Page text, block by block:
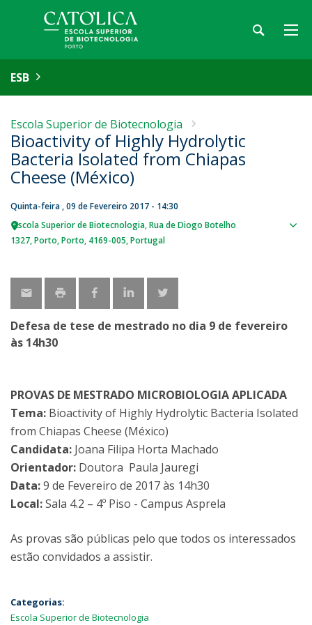
ESB
Escola Superior de Biotecnologia
Bioactivity of Highly Hydrolytic
Bacteria Isolated from Chiapas
Cheese (México)
Quinta-feira , 09 de Fevereiro 2017 - 14:30
Escola Superior de Biotecnologia Rua de Diogo Botelho
1327 Porto Porto 4169-005 Portugal
Defesa de tese de mestrado no dia 9 de fevereiro
às 14h30
PROVAS DE MESTRADO MICROBIOLOGIA APLICADA
Tema: Bioactivity of Highly Hydrolytic Bacteria Isolated
from Chiapas Cheese (México)
Candidata: Joana Filipa Horta Machado
Orientador: Doutora Paula Jauregi
Data:9 de Fevereiro de 2017 às 14h30
Local:Sala 4.2 – 4º Piso - Campus Asprela
As provas são públicas pelo que todos os interessados
estão convidados a assistir.
Categorias:
Escola Superior de Biotecnologia